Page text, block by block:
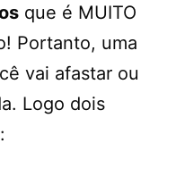
que é MUITO
Portanto, uma
vai afastar ou
Logo dois